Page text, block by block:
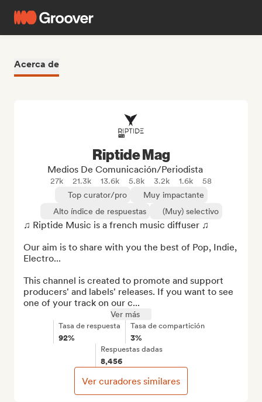
Acerca de
Riptide Mag
Medios De Comunicación/Periodista
27k 21.3k 13.6k 5.8k 3.2k 1.6k
58
Top curator/pro
Muy impactante
Alto índice de respuestas
(Muy) selectivo
♫ Riptide Music is a french music diffuser ♫
Our aim is to share with you the best of Pop, Indie,
Electro...
This channel is created to promote and support
producers' and labels' releases. If you want to see
one of your track on our c...
Ver más
Tasa de respuesta
92%
Tasa de compartición
3%
Respuestas dadas
8,456
Ver curadores similares